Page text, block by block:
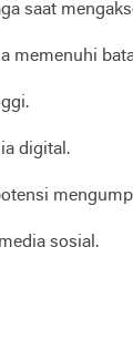
saat
memenuhi
digital.
sosial.